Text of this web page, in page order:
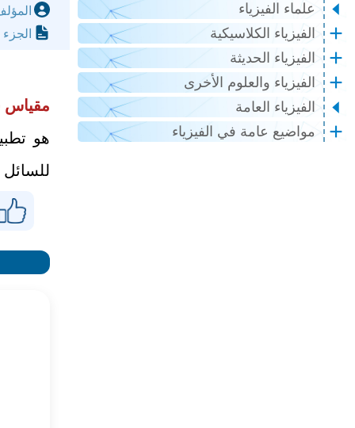
علماء الفيزياء
الفيزياء الكلاسيكية
الفيزياء الحديثة
الفيزياء والعلوم الأخرى
الفيزياء العامة
مواضيع عامة في الفيزياء
مقياس
هو